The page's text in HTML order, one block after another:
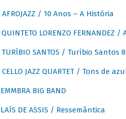
AFROJAZZ / 10 Anos – A História
QUINTETO LORENZO FERNANDEZ
TURÍBIO SANTOS / Turíbio Santos
CELLO JAZZ QUARTET / Tons de
EMMBRA BIG BAND
LAÍS DE ASSIS / Ressemântica